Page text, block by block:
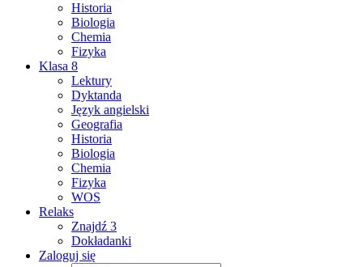
Historia
Biologia
Chemia
Fizyka
Klasa 8
Lektury
Dyktanda
Język angielski
Geografia
Historia
Biologia
Chemia
Fizyka
WOS
Relaks
Znajdź 3
Dokładanki
Zaloguj się